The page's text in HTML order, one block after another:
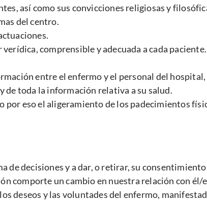
así como sus convicciones religiosas y
del centro.
comprensible y adecuada a cada
entre el enfermo y el personal del
de toda la información relativa a su salud.
eso el aligeramiento de los padecimientos
de decisiones y a dar, o retirar, su
comporte un cambio en nuestra relación con él/
deseos y las voluntades del enfermo,